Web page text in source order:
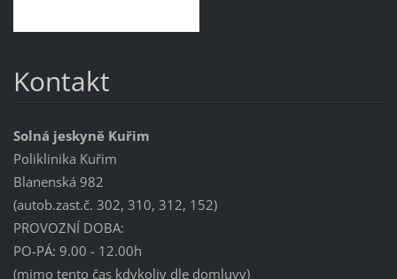
Kontakt
Solná jeskyně Kuřim
Poliklinika Kuřim
Blanenská 982
(autob.zast.č. 302, 310, 312, 152)
PROVOZNÍ DOBA:
PO-PÁ: 9.00 - 12.00h
(mimo tento čas kdykoliv dle domluvy)